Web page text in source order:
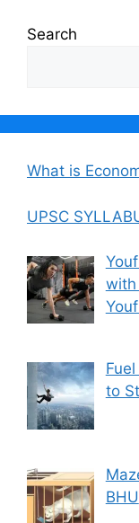
Search
What is
UPSC
with
to
BHU